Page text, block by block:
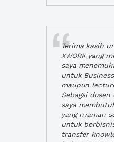
Terima kasih
XWORK yang
saya
untuk
maupun
Sebagai
saya
yang nyaman
untuk
transfer